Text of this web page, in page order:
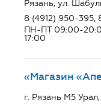
Рязань, ул.
8 (4912) 950-395,
ПН-ПТ 09:00-
17:00
«Магазин
г. Рязань М5